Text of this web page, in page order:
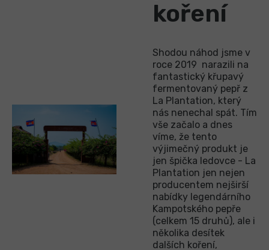
koření
Shodou náhod jsme v
roce 2019 narazili na
fantastický křupavý
fermentovaný pepř z
La Plantation, který
nás nenechal spát. Tím
vše začalo a dnes
víme, že tento
výjimečný produkt je
jen špička ledovce - La
Plantation jen nejen
producentem nejširší
nabídky legendárního
Kampotského pepře
(celkem 15 druhů), ale i
několika desítek
dalších koření,